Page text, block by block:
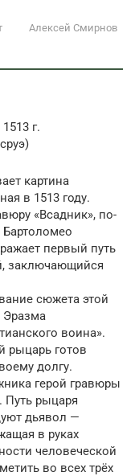
Алексей Смирнов
г.
картина
в 1513 году.
«Всадник», по-
первый путь
заключающийся
сюжета этой
Эразма
воина».
рыцарь готов
долгу.
герой гравюры
Путь рыцаря
дьявол —
в руках
человеческой
во всех трёх